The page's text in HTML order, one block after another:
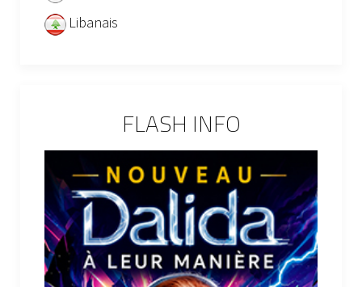
Libanais
FLASH INFO